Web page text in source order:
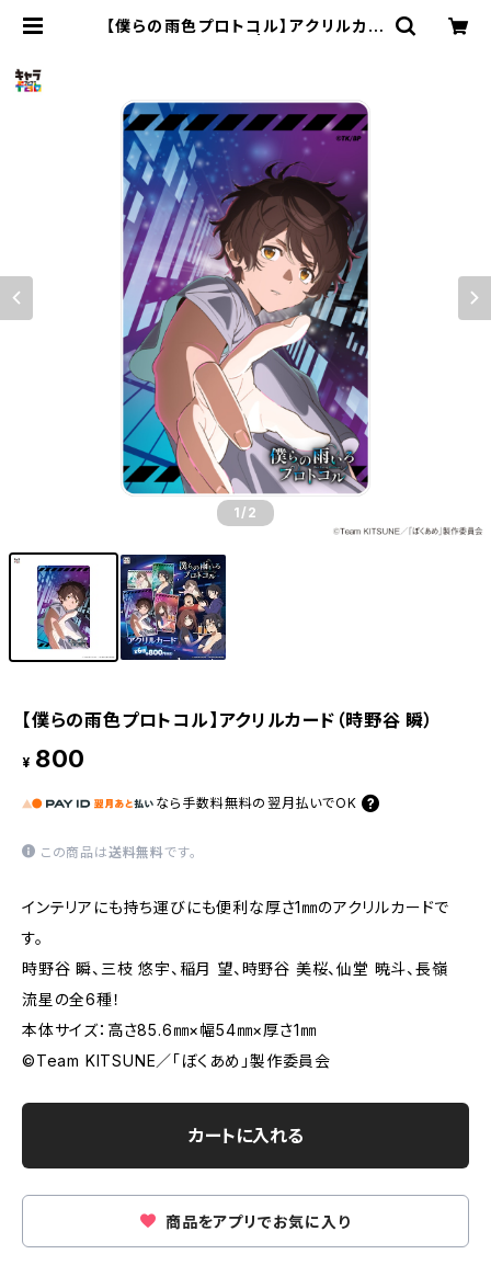
【僕らの雨色プロトコル】アクリルカー
1 /2
【僕らの雨色プロトコル】アクリルカード（時野谷 瞬）
¥ 800
なら 手数料無料の 翌月払いでOK
この商品は送料無料です。
インテリアにも持ち運びにも便利な厚さ1㎜のアクリルカードで
す。
時野谷 瞬、三枝 悠宇、稲月 望、時野谷 美桜、仙堂 暁斗、長嶺
流星の全6種！
本体サイズ：高さ85.6㎜×幅54㎜×厚さ1㎜
©Team KITSUNE／「ぼくあめ」製作委員会
カートに入れる
商品をアプリでお気に入り